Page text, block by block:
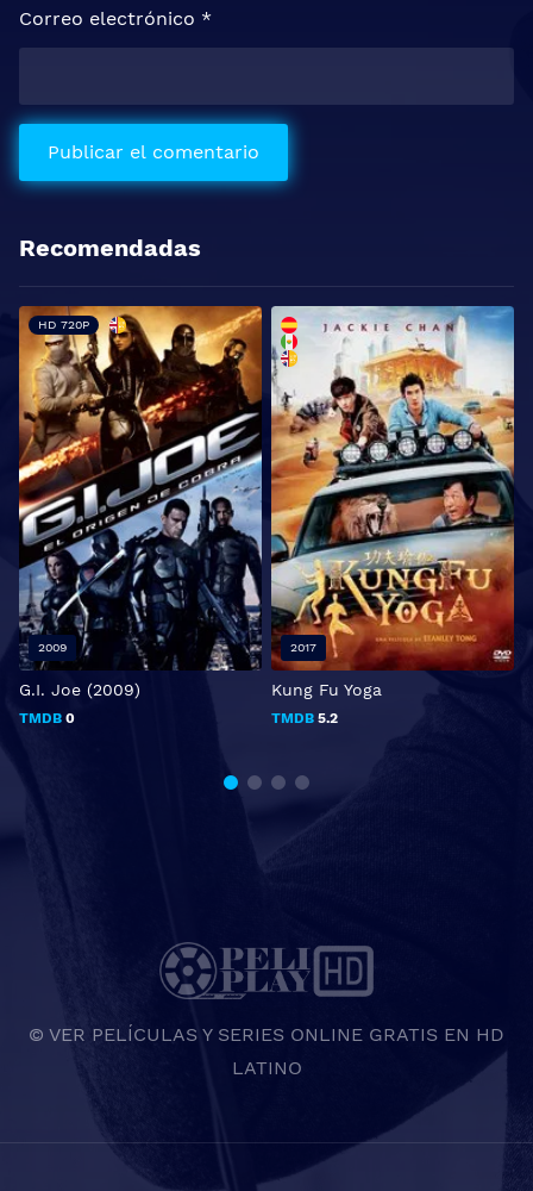
Correo electrónico *
Recomendadas
G.I. Joe (2009)
TMDB 0
HD 720P
2009
Kung Fu Yoga
TMDB 5.2
2017
© VER PELÍCULAS Y SERIES ONLINE GRATIS EN HD
LATINO